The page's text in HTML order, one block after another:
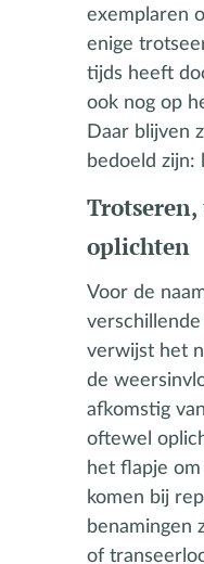
exemplaren
enige
tijds heeft
ook nog op
Daar blijven
bedoeld zijn:
oplichten
Voor de
verwijst het
de
afkomstig
oftewel
het flapje
komen bij
benamingen
of